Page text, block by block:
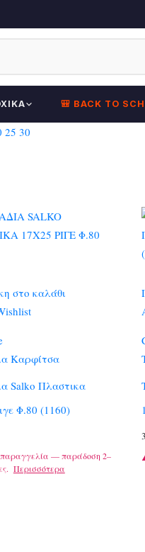
🎒 BACK TO
25 30
στο καλάθι
Καρφίτσα
Salko Πλαστικα
Φ.80 (1160)
— παράδοση 2–
Περισσότερα